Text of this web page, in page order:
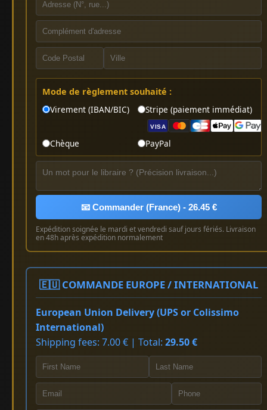
Mode de règlement souhaité :
Virement (IBAN/BIC)
Stripe (paiement immédiat)
VISA
Chèque PayPal
📧 Commander (France) - 26.45 €
Expédition soignée le mardi et vendredi sauf jours fériés. Livraison
en 48h après expédition normalement
🇪🇺 COMMANDE EUROPE / INTERNATIONAL
European Union Delivery (UPS or Colissimo
International)
Shipping fees: 7.00 € | Total: 29.50 €